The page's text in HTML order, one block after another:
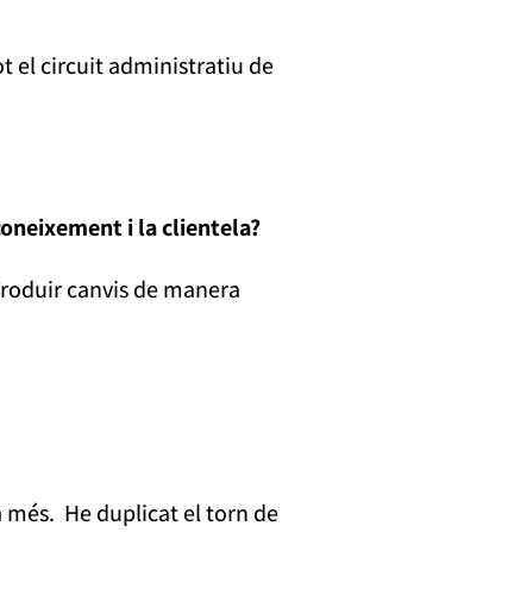
el circuit administratiu de
i la clientela?
canvis de manera
més. He duplicat el torn de